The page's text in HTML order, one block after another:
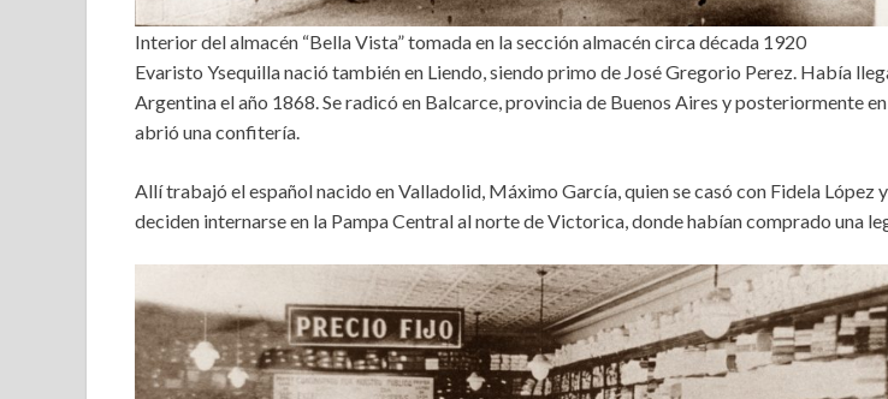
Interior del almacén “Bella Vista” tomada en la sección almacén circa década 1920
Evaristo Ysequilla nació también en Liendo, siendo primo de José Gregorio Perez. Había
Argentina el año 1868. Se radicó en Balcarce, provincia de Buenos Aires y posteriormente
abrió una confitería.
Allí trabajó el español nacido en Valladolid, Máximo García, quien se casó con Fidela López
deciden internarse en la Pampa Central al norte de Victorica, donde habían comprado una